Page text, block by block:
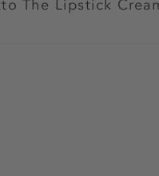
The Lipstick